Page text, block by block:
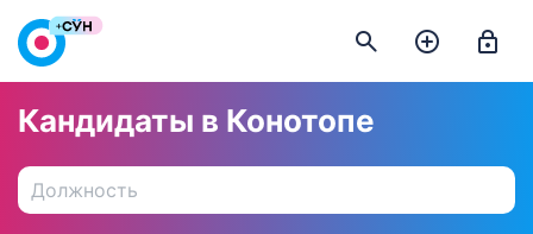
Кандидаты в Конотопе